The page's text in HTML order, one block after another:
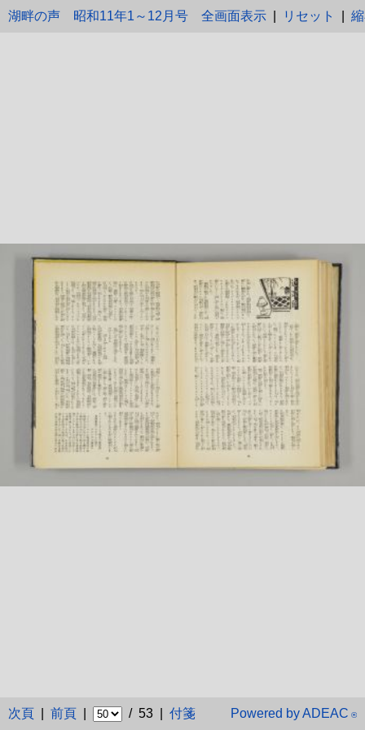
湖畔の声 昭和11年1～12月号 全画面表示 リセット
次頁 前頁 / 53 | 付箋 Powered by ADEAC ®